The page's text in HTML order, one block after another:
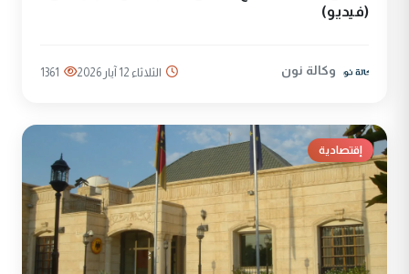
(فيديو)
وكالة نون الثلاثاء 12 آيار 2026 1361
إقتصادية